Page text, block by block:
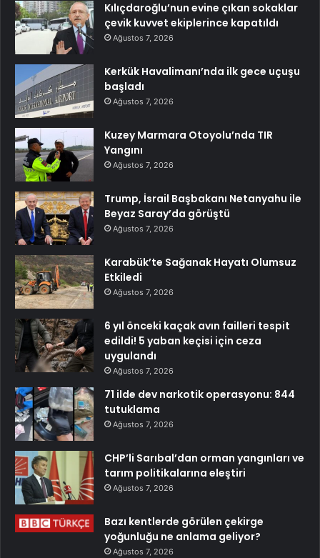
Kılıçdaroğlu’nun evine çıkan sokaklar
çevik kuvvet ekiplerince kapatıldı
Ağustos 7, 2026
Kerkük Havalimanı’nda ilk gece uçuşu
başladı
Ağustos 7, 2026
Kuzey Marmara Otoyolu’nda TIR
Yangını
Ağustos 7, 2026
Trump, İsrail Başbakanı Netanyahu ile
Beyaz Saray’da görüştü
Ağustos 7, 2026
Karabük’te Sağanak Hayatı Olumsuz
Etkiledi
Ağustos 7, 2026
6 yıl önceki kaçak avın failleri tespit
edildi! 5 yaban keçisi için ceza
uygulandı
Ağustos 7, 2026
71 ilde dev narkotik operasyonu: 844
tutuklama
Ağustos 7, 2026
CHP’li Sarıbal’dan orman yangınları ve
tarım politikalarına eleştiri
Ağustos 7, 2026
Bazı kentlerde görülen çekirge
yoğunluğu ne anlama geliyor?
Ağustos 7, 2026